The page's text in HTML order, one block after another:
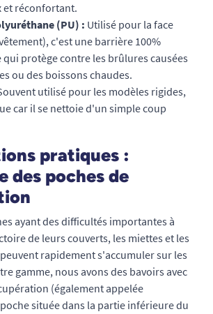
et réconfortant.
(PU) : Utilisé pour la face
c'est une barrière 100%
protège contre les brûlures causées
ou des boissons chaudes.
utilisé pour les modèles rigides,
car il se nettoie d'un simple coup
pratiques :
des poches de
ayant des difficultés importantes à
de leurs couverts, les miettes et les
rapidement s'accumuler sur les
gamme, nous avons des bavoirs avec
(également appelée
située dans la partie inférieure du